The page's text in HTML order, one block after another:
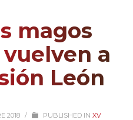
magos
a
León
2018 / PUBLISHED IN XV